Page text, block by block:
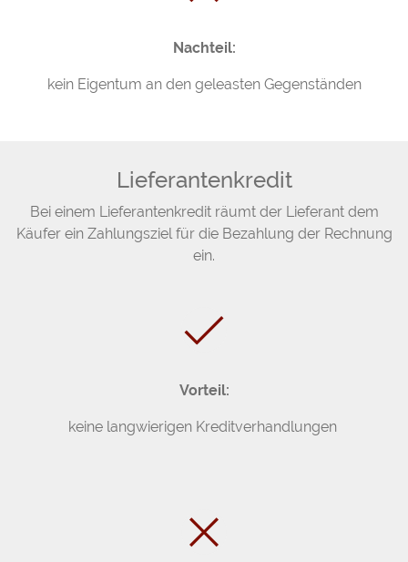
Nachteil:
kein Eigentum an den geleasten Gegenständen
Lieferantenkredit
Bei einem Lieferantenkredit räumt der Lieferant dem
Käufer ein Zahlungsziel für die Bezahlung der Rechnung
ein.
Vorteil:
keine langwierigen Kreditverhandlungen